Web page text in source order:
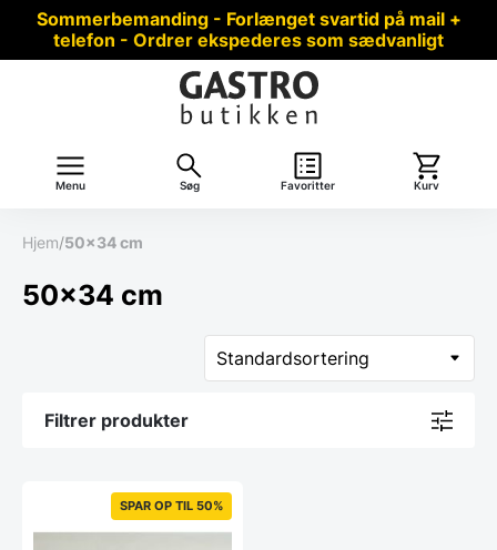
Sommerbemanding - Forlænget svartid på mail +
telefon - Ordrer ekspederes som sædvanligt
Menu Søg Favoritter Kurv
Hjem/50x34 cm
50x34 cm
Filtrer produkter
SPAR OP TIL 50%